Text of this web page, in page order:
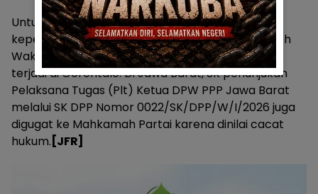
Untuk diketahui, penolakan terhadap SK
kepengurusan DPW PPP yang ditandatangani oleh
Wakil Sekretaris Jenderal ternyata tidak hanya
terjadi di Gorontalo. Di Jawa Barat, SK penunjukan
Pelaksana Tugas (Plt) Ketua DPW PPP Jawa Barat
melalui SK DPP Nomor 0022/SK/DPP/W/I/2026 juga
digugat ke Mahkamah Partai karena dinilai cacat
hukum. [JFR]